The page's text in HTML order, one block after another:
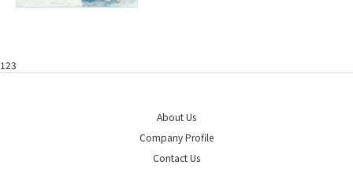
123
About Us
Company Profile
Contact Us